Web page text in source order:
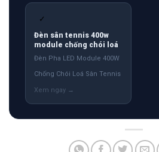
✓
Đèn sân tennis 400w
module chống chói loá
Đèn Pha LED Module 400W
Chống Chói Loá Sân Tennis